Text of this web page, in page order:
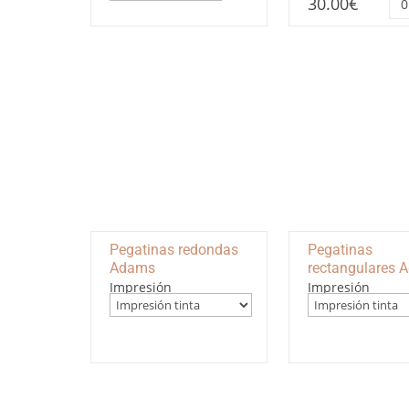
the
Pegatinas redondas
Adams
Impresión
Pegatinas
rectangulares
Impresión